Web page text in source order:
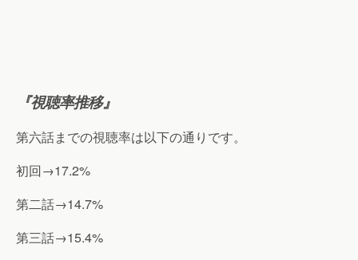
『視聴率推移』
第六話までの視聴率は以下の通りです。
初回→17.2%
第二話→14.7%
第三話→15.4%